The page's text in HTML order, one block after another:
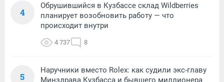
4
Обрушившийся в Кузбассе склад Wildberries
планирует возобновить работу — что
происходит внутри
4 737 8
5
Наручники вместо Rolex: как судили экс-главу
Минздрава Кузбасса и бывшего миллионера